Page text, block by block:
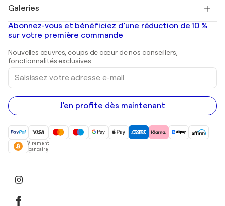
Banksy
Mr. Brainwash
Shepard Fairey
Tableaux abstraits à vendre
Peintures de paysage
Estampes
Peintures acryliques
Galeries
Galeries d'art en France
Galeries d'art en Belgique
Abonnez-vous et bénéficiez d’une réduction de 10 %
sur votre première commande
Nouvelles œuvres, coups de cœur de nos conseillers,
fonctionnalités exclusives.
Saisissez
votre
adresse
e-
mail
J'en profite dès maintenant
Virement
bancaire